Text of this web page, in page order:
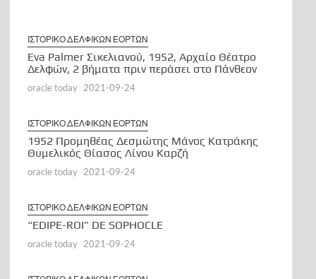
τον χρησμό του Μαντείου Euroleonidas
ΙΣΤΟΡΙΚΟ ΔΕΛΦΙΚΩΝ ΕΟΡΤΩΝ
Eva Palmer Σικελιανού, 1952, Αρχαίο Θέατρο
Δελφών, 2 βήματα πριν περάσει στο Πάνθεον
oracle today 2021-09-24
ΙΣΤΟΡΙΚΟ ΔΕΛΦΙΚΩΝ ΕΟΡΤΩΝ
1952 Προμηθέας Δεσμώτης Μάνος Κατράκης
Θυμελικός Θίασος Λίνου Καρζή
oracle today 2021-09-24
ΙΣΤΟΡΙΚΟ ΔΕΛΦΙΚΩΝ ΕΟΡΤΩΝ
“EDIPE-ROI” DE SOPHOCLE
oracle today 2021-09-24